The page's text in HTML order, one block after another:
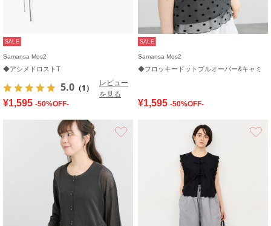
SALE
Samansa Mos2
◆アシメドロストT
5.0 （1）
レビュー
を見る
¥1,595 -50%OFF-
SALE
Samansa Mos2
◆フロッキードットプルオーバー&キャミ
¥1,595 -50%OFF-